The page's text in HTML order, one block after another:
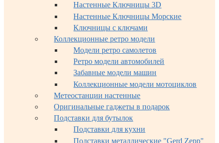
Настенные Ключницы 3D
Настенные Ключницы Морские
Ключницы с ключами
Коллекционные ретро модели
Модели ретро самолетов
Ретро модели автомобилей
Забавные модели машин
Коллекционные модели мотоциклов
Метеостанции настенные
Оригинальные гаджеты в подарок
Подставки для бутылок
Подставки для кухни
Подставки металлические "Gerd Zepp"